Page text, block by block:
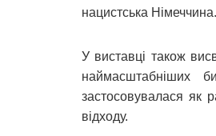
нацистська Німеччина.
У виставці також
наймасштабніших
застосовувалася як
відходу.